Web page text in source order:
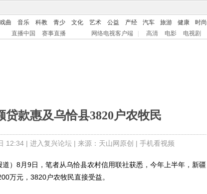
戏曲 音乐 科教 青少 文化 艺术 公益 产经 汽车 旅游 健康 时尚
直播中国 赛事直播 网络电视客户端 高清 电影 电视剧
贷款惠及乌恰县3820户农牧民
12:34 | 进入复兴论坛| 来源：天山网原创 | 手机看视频
8月9日，笔者从乌恰县农村信用联社获悉，今年上半年，新疆
万元，3820户农牧民直接受益。